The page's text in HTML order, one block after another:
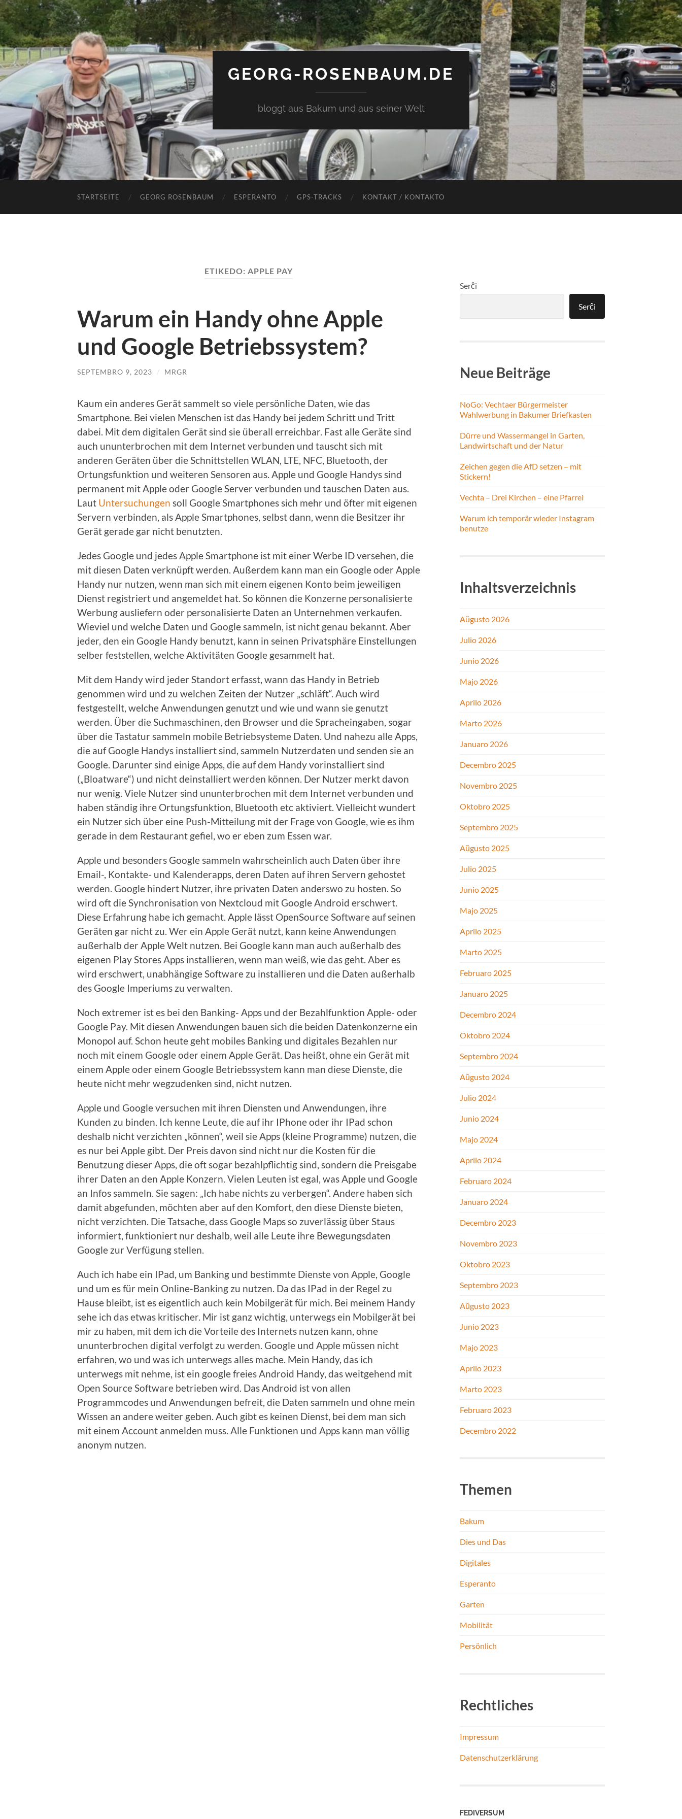
GEORG-ROSENBAUM.DE
bloggt aus Bakum und aus seiner Welt
STARTSEITE GEORG ROSENBAUM ESPERANTO GPS-TRACKS KONTAKT / KONTAKTO
ETIKEDO: APPLE PAY
Warum ein Handy ohne Apple
und Google Betriebssystem?
SEPTEMBRO 9, 2023 / MRGR
Kaum ein anderes Gerät sammelt so viele persönliche Daten, wie das
Smartphone. Bei vielen Menschen ist das Handy bei jedem Schritt und Tritt
dabei. Mit dem digitalen Gerät sind sie überall erreichbar. Fast alle Geräte sind
auch ununterbrochen mit dem Internet verbunden und tauscht sich mit
anderen Geräten über die Schnittstellen WLAN, LTE, NFC, Bluetooth, der
Ortungsfunktion und weiteren Sensoren aus. Apple und Google Handys sind
permanent mit Apple oder Google Server verbunden und tauschen Daten aus.
Laut Untersuchungen soll Google Smartphones sich mehr und öfter mit eigenen
Servern verbinden, als Apple Smartphones, selbst dann, wenn die Besitzer ihr
Gerät gerade gar nicht benutzten.
Jedes Google und jedes Apple Smartphone ist mit einer Werbe ID versehen, die
mit diesen Daten verknüpft werden. Außerdem kann man ein Google oder Apple
Handy nur nutzen, wenn man sich mit einem eigenen Konto beim jeweiligen
Dienst registriert und angemeldet hat. So können die Konzerne personalisierte
Werbung ausliefern oder personalisierte Daten an Unternehmen verkaufen.
Wieviel und welche Daten und Google sammeln, ist nicht genau bekannt. Aber
jeder, den ein Google Handy benutzt, kann in seinen Privatsphäre Einstellungen
selber feststellen, welche Aktivitäten Google gesammelt hat.
Mit dem Handy wird jeder Standort erfasst, wann das Handy in Betrieb
genommen wird und zu welchen Zeiten der Nutzer „schläft“. Auch wird
festgestellt, welche Anwendungen genutzt und wie und wann sie genutzt
werden. Über die Suchmaschinen, den Browser und die Spracheingaben, sogar
über die Tastatur sammeln mobile Betriebsysteme Daten. Und nahezu alle Apps,
die auf Google Handys installiert sind, sammeln Nutzerdaten und senden sie an
Google. Darunter sind einige Apps, die auf dem Handy vorinstalliert sind
(„Bloatware“) und nicht deinstalliert werden können. Der Nutzer merkt davon
nur wenig. Viele Nutzer sind ununterbrochen mit dem Internet verbunden und
haben ständig ihre Ortungsfunktion, Bluetooth etc aktiviert. Vielleicht wundert
ein Nutzer sich über eine Push-Mitteilung mit der Frage von Google, wie es ihm
gerade in dem Restaurant gefiel, wo er eben zum Essen war.
Apple und besonders Google sammeln wahrscheinlich auch Daten über ihre
Email-, Kontakte- und Kalenderapps, deren Daten auf ihren Servern gehostet
werden. Google hindert Nutzer, ihre privaten Daten anderswo zu hosten. So
wird oft die Synchronisation von Nextcloud mit Google Android erschwert.
Diese Erfahrung habe ich gemacht. Apple lässt OpenSource Software auf seinen
Geräten gar nicht zu. Wer ein Apple Gerät nutzt, kann keine Anwendungen
außerhalb der Apple Welt nutzen. Bei Google kann man auch außerhalb des
eigenen Play Stores Apps installieren, wenn man weiß, wie das geht. Aber es
wird erschwert, unabhängige Software zu installieren und die Daten außerhalb
des Google Imperiums zu verwalten.
Noch extremer ist es bei den Banking- Apps und der Bezahlfunktion Apple- oder
Google Pay. Mit diesen Anwendungen bauen sich die beiden Datenkonzerne ein
Monopol auf. Schon heute geht mobiles Banking und digitales Bezahlen nur
noch mit einem Google oder einem Apple Gerät. Das heißt, ohne ein Gerät mit
einem Apple oder einem Google Betriebssystem kann man diese Dienste, die
heute nicht mehr wegzudenken sind, nicht nutzen.
Apple und Google versuchen mit ihren Diensten und Anwendungen, ihre
Kunden zu binden. Ich kenne Leute, die auf ihr IPhone oder ihr IPad schon
deshalb nicht verzichten „können“, weil sie Apps (kleine Programme) nutzen, die
es nur bei Apple gibt. Der Preis davon sind nicht nur die Kosten für die
Benutzung dieser Apps, die oft sogar bezahlpflichtig sind, sondern die Preisgabe
ihrer Daten an den Apple Konzern. Vielen Leuten ist egal, was Apple und Google
an Infos sammeln. Sie sagen: „Ich habe nichts zu verbergen“. Andere haben sich
damit abgefunden, möchten aber auf den Komfort, den diese Dienste bieten,
nicht verzichten. Die Tatsache, dass Google Maps so zuverlässig über Staus
informiert, funktioniert nur deshalb, weil alle Leute ihre Bewegungsdaten
Google zur Verfügung stellen.
Auch ich habe ein IPad, um Banking und bestimmte Dienste von Apple, Google
und um es für mein Online-Banking zu nutzen. Da das IPad in der Regel zu
Hause bleibt, ist es eigentlich auch kein Mobilgerät für mich. Bei meinem Handy
sehe ich das etwas kritischer. Mir ist ganz wichtig, unterwegs ein Mobilgerät bei
mir zu haben, mit dem ich die Vorteile des Internets nutzen kann, ohne
ununterbrochen digital verfolgt zu werden. Google und Apple müssen nicht
erfahren, wo und was ich unterwegs alles mache. Mein Handy, das ich
unterwegs mit nehme, ist ein google freies Android Handy, das weitgehend mit
Open Source Software betrieben wird. Das Android ist von allen
Programmcodes und Anwendungen befreit, die Daten sammeln und ohne mein
Wissen an andere weiter geben. Auch gibt es keinen Dienst, bei dem man sich
mit einem Account anmelden muss. Alle Funktionen und Apps kann man völlig
anonym nutzen.
Serĉi
Serĉi
Neue Beiträge
NoGo: Vechtaer Bürgermeister
Wahlwerbung in Bakumer Briefkasten
Dürre und Wassermangel in Garten,
Landwirtschaft und der Natur
Zeichen gegen die AfD setzen – mit
Stickern!
Vechta – Drei Kirchen – eine Pfarrei
Warum ich temporär wieder Instagram
benutze
Inhaltsverzeichnis
Aŭgusto 2026
Julio 2026
Junio 2026
Majo 2026
Aprilo 2026
Marto 2026
Januaro 2026
Decembro 2025
Novembro 2025
Oktobro 2025
Septembro 2025
Aŭgusto 2025
Julio 2025
Junio 2025
Majo 2025
Aprilo 2025
Marto 2025
Februaro 2025
Januaro 2025
Decembro 2024
Oktobro 2024
Septembro 2024
Aŭgusto 2024
Julio 2024
Junio 2024
Majo 2024
Aprilo 2024
Februaro 2024
Januaro 2024
Decembro 2023
Novembro 2023
Oktobro 2023
Septembro 2023
Aŭgusto 2023
Junio 2023
Majo 2023
Aprilo 2023
Marto 2023
Februaro 2023
Decembro 2022
Themen
Bakum
Dies und Das
Digitales
Esperanto
Garten
Mobilität
Persönlich
Rechtliches
Impressum
Datenschutzerklärung
FEDIVERSUM